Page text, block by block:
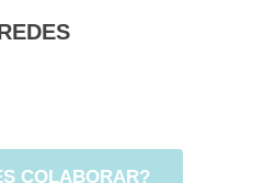
COLABORAR?